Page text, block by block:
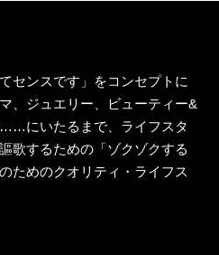
センスです」をコンセプトに
、ジュエリー、ビューティー&
にいたるまで、ライフスタ
歌するための「ゾクゾクする
ためのクオリティ・ライフス